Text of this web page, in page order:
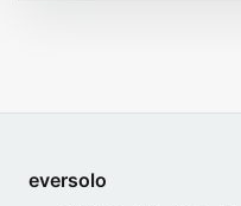
eversolo